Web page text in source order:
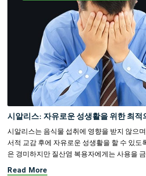
시알리스: 자유로운 성생활을 위한 최적
시알리스는 음식물 섭취에 영향을 받지 않으
서적 교감 후에 자유로운 성생활을 할 수 있도
은 경미하지만 질산염 복용자에게는 사용을
Read More